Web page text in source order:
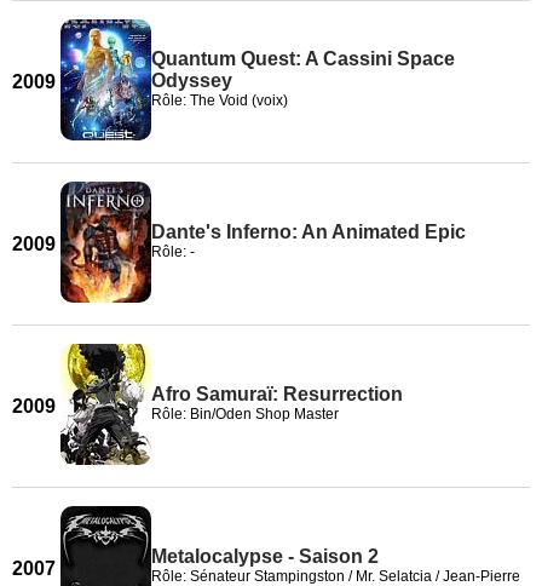
2009
Quantum Quest: A Cassini Space
Odyssey
Rôle: The Void (voix)
2009
Dante's Inferno: An Animated Epic
Rôle: -
2009
Afro Samuraï: Resurrection
Rôle: Bin/Oden Shop Master
2007
Metalocalypse - Saison 2
Rôle: Sénateur Stampingston / Mr. Selatcia / Jean-Pierre